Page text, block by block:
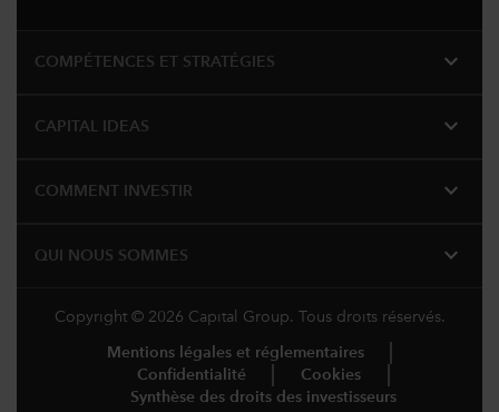
COMPÉTENCES ET STRATÉGIES expand_more
CAPITAL IDEAS expand_more
COMMENT INVESTIR expand_more
QUI NOUS SOMMES expand_more
Copyright © 2026 Capital Group. Tous droits réservés.
Mentions légales et réglementaires
Confidentialité
Cookies
Synthèse des droits des investisseurs